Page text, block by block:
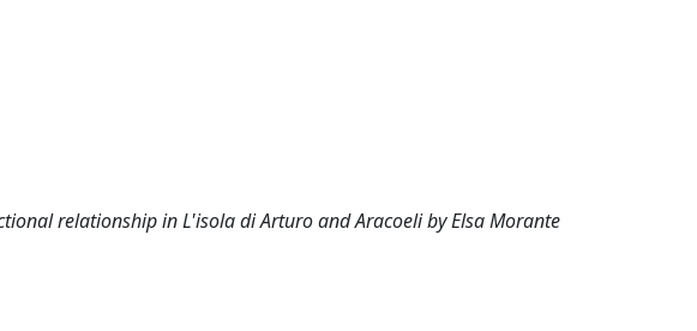
relationship in L'isola di Arturo and Aracoeli by Elsa Morante